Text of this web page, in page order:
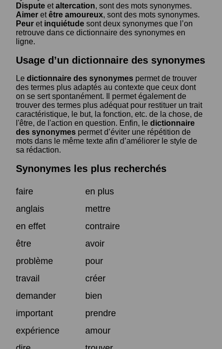
Dispute etaltercation, sont des mots synonymes.
Aimer etêtre amoureux, sont des mots synonymes.
Peur et inquiétude sont deux synonymes que l’on
retrouve dans ce dictionnaire des synonymes en
ligne.
Usage d’un dictionnaire des synonymes
Le dictionnaire des synonymes permet de trouver
des termes plus adaptés au contexte que ceux dont
on se sert spontanément. Il permet également de
trouver des termes plus adéquat pour restituer un trait
caractéristique, le but, la fonction, etc. de la chose, de
l'être, de l'action en question. Enfin, le dictionnaire
des synonymes permet d’éviter une répétition de
mots dans le même texte afin d’améliorer le style de
sa rédaction.
Synonymes les plus recherchés
faire
en plus
anglais
mettre
en effet
contraire
être
avoir
problème
pour
travail
créer
demander
bien
important
prendre
expérience
amour